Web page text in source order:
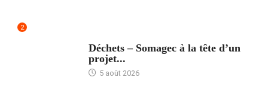
2
Déchets – Somagec à la tête d’un
projet...
5 août 2026